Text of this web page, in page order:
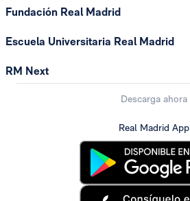
Fundación Real Madrid
Escuela Universitaria Real Madrid
RM Next
Descarga ahora
Real Madrid App